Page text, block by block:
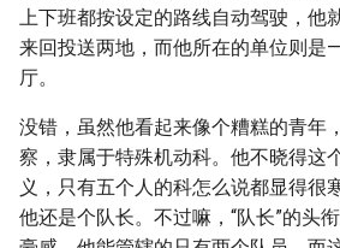
上下班都按设定的路线自动驾驶，他
来回投送两地，而他所在的单位则是
厅。
没错，虽然他看起来像个糟糕的青年
察，隶属于特殊机动科。他不晓得这
义，只有五个人的科怎么说都显得很
他还是个队长。不过嘛，“队长”的头